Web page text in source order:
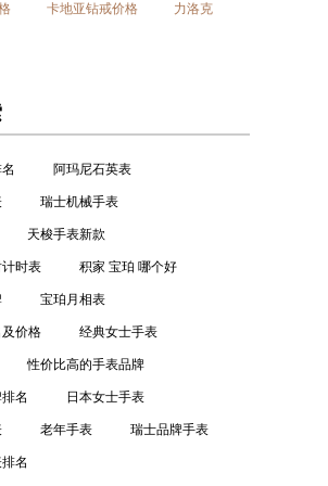
卡地亚钻戒价格 力洛克
阿玛尼石英表
瑞士机械手表
天梭手表新款
时表 积家 宝珀 哪个好
宝珀月相表
价格 经典女士手表
性价比高的手表品牌
名 日本女士手表
老年手表 瑞士品牌手表
名